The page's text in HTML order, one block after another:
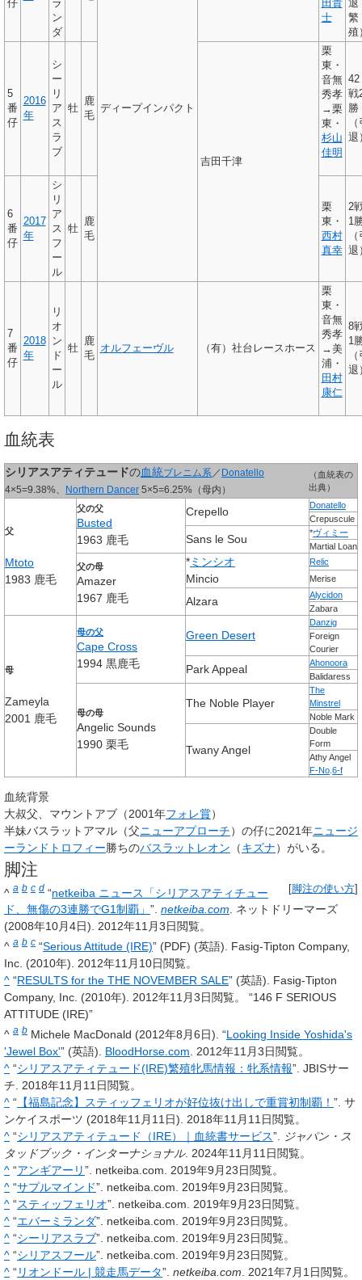
仔
ラ
ン
ダ
ディープインパクト
田貴
士
退
繁
殖
5
番
仔
2016
年
シ
ー
リ
ア
ス
ラ
ブ
牡
鹿
毛
吉田千津
栗
東・
音無
秀孝
→栗
東・
杉山
佳明
42
戦
勝
退
6
番
仔
2017
年
シ
リ
ア
ス
フ
ー
ル
牡
鹿
毛
栗
東・
西村
真幸
2
1
退
7
番
仔
2018
年
リ
オ
ン
ド
ー
ル
牡
鹿
毛
オルフェーヴル （有）社台レースホース
栗
東・
音無
秀孝
→美
浦・
田村
康仁
8
1
退
血統表
シリアスアティテュードの血統ブレニム系 ／ Donatello
4×5=9.38%、 Northern Dancer 5×5=6.25%（母内）
（血統表の
出典）
父
Mtoto
1983 鹿毛
父の父
Busted
1963 鹿毛
Crepello
Donatello
Crepuscule
Sans le Sou *ヴィミー
Martial Loan
父の母
Amazer
1967 鹿毛
*ミンシオ
Mincio
Relic
Merise
Alzara
Alycidon
Zabara
母
Zameyla
2001 鹿毛
母の父
Cape Cross
1994 黒鹿毛
Green Desert
Danzig
Foreign
Courier
Park Appeal
Ahonoora
Balidaress
母の母
Angelic Sounds
1990 栗毛
The Noble Player
The
Minstrel
Noble Mark
Twany Angel
Double
Form
Athy Angel
F-No 6-f
血統背景
大叔父、マウントアブ（2001年フォレ賞）
半妹バスラットアマル（父ニューアプローチ）の仔に2021年ニュージ
ーランドトロフィー勝ちのバスラットレオン （キズナ）がいる。
脚注
[脚注の使い方]
^ a b c d “netkeiba ニュース「シリアスアティチュー
ド、無傷の3連勝でG1制覇」 ”. netkeiba.com. ネットドリーマーズ
(2008年10月4日). 2012年11月3日閲覧。
^ a b c “Serious Attitude (IRE)” (PDF) (英語). Fasig-Tipton Company,
Inc. (2010年). 2012年11月10日閲覧。
^ “RESULTS for the THE NOVEMBER SALE” (英語). Fasig-Tipton
Company, Inc. (2010年). 2012年11月3日閲覧。 “146 F SERIOUS
ATTITUDE (IRE)”
^ a b Michele MacDonald (2012年8月6日). “Looking Inside Yoshida's
'Jewel Box'” (英語). BloodHorse.com 2012年11月3日閲覧。
^ “シリアスアティテュード(IRE)繁殖牝馬情報：牝系情報”. JBISサー
チ. 2018年11月11日閲覧。
^ “ 【福島記念】スティッフェリオが好位抜け出しで重賞初制覇！ ”. サ
ンケイスポーツ (2018年11月11日). 2018年11月11日閲覧。
^ “シリアスアティテュード（IRE）｜血統書サービス”.
ジャパン・ス
タッドブック・インターナショナル. 2024年11月11日閲覧。
^ “アンギアーリ”. netkeiba.com. 2019年9月23日閲覧。
^ “サプルマインド”. netkeiba.com. 2019年9月23日閲覧。
^ “スティッフェリオ”. netkeiba.com. 2019年9月23日閲覧。
^ “エバーミランダ”. netkeiba.com. 2019年9月23日閲覧。
^ “シーリアスラブ”. netkeiba.com. 2019年9月23日閲覧。
^ “シリアスフール”. netkeiba.com. 2019年9月23日閲覧。
^ “ リオンドール | 競走馬データ”. netkeiba.com 2021年7月1日閲覧。